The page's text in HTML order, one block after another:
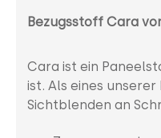
Bezugsstoff Cara
Cara ist ein
ist. Als eines
Sichtblenden an